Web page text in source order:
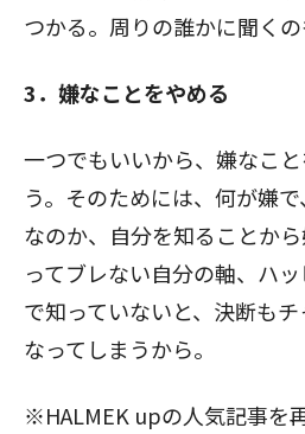
つかる。周りの誰かに聞くの
3．嫌なことをやめる
一つでもいいから、嫌なこ
う。そのためには、何が嫌
なのか、自分を知ることか
ってブレない自分の軸、ハ
で知っていないと、決断も
なってしまうから。
※HALMEK upの人気記事を